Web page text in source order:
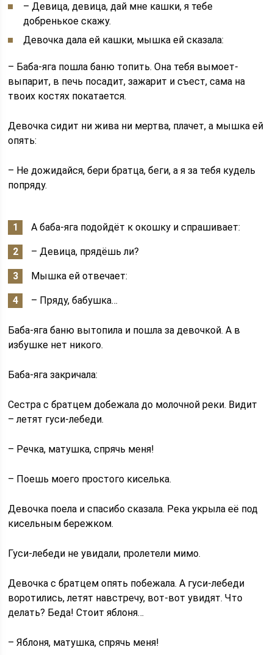
– Девица, девица, дай мне кашки, я тебе
добренькое скажу.
Девочка дала ей кашки, мышка ей сказала:
– Баба-яга пошла баню топить. Она тебя вымоет-
выпарит, в печь посадит, зажарит и съест, сама на
твоих костях покатается.
Девочка сидит ни жива ни мертва, плачет, а мышка ей
опять:
– Не дожидайся, бери братца, беги, а я за тебя кудель
попряду.
А баба-яга подойдёт к окошку и спрашивает:
– Девица, прядёшь ли?
Мышка ей отвечает:
– Пряду, бабушка…
Баба-яга баню вытопила и пошла за девочкой. А в
избушке нет никого.
Баба-яга закричала:
Сестра с братцем добежала до молочной реки. Видит
– летят гуси-лебеди.
– Речка, матушка, спрячь меня!
– Поешь моего простого киселька.
Девочка поела и спасибо сказала. Река укрыла её под
кисельным бережком.
Гуси-лебеди не увидали, пролетели мимо.
Девочка с братцем опять побежала. А гуси-лебеди
воротились, летят навстречу, вот-вот увидят. Что
делать? Беда! Стоит яблоня…
– Яблоня, матушка, спрячь меня!